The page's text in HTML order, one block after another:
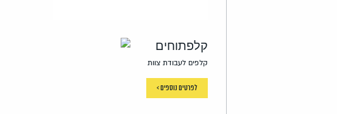
קלפתוחים
קלפים לעבודת צוות
לפרטים נוספים >